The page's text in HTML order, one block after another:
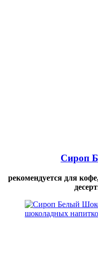
Сироп
рекомендуется для